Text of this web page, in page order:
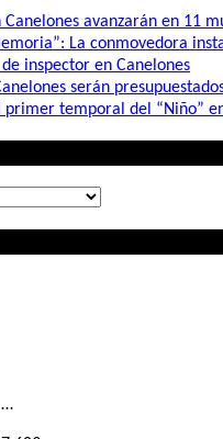
Canelones avanzarán en 11
La conmovedora
inspector en Canelones
serán
primer temporal del “Niño”
…